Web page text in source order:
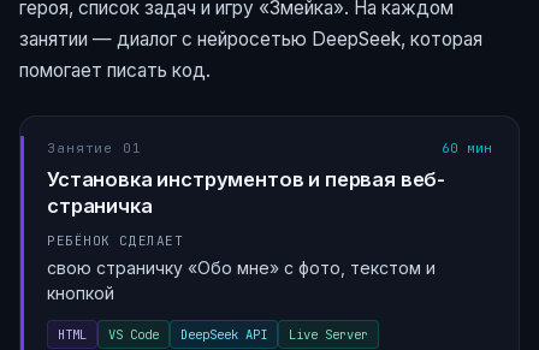
героя, список задач и игру «Змейка». На каждом
занятии — диалог с нейросетью DeepSeek, которая
помогает писать код.
Занятие 01 60 мин
Установка инструментов и первая веб-
страничка
РЕБЁНОК СДЕЛАЕТ
свою страничку «Обо мне» с фото, текстом и
кнопкой
HTML VS Code DeepSeek API Live Server